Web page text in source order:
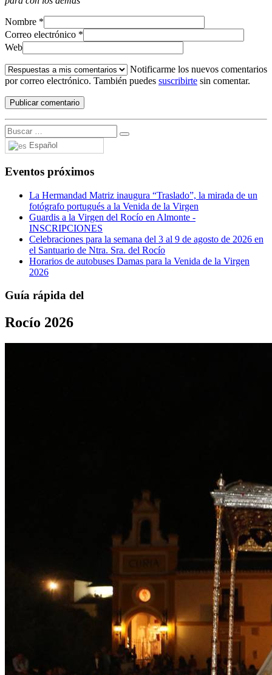
Nombre *
Correo electrónico *
Web
Notificarme los nuevos comentarios
por correo electrónico. También puedes suscribirte sin comentar.
Español
Eventos próximos
La Hermandad Matriz inaugura “Traslado”, la mirada de un
fotógrafo portugués a la Venida de la Virgen
Guardis a la Virgen del Rocío en Almonte -
INSCRIPCIONES
Celebraciones para la semana del 3 al 9 de agosto de 2026 en
el Santuario de Ntra. Sra. del Rocío
Horarios de autobuses Damas para la Venida de la Virgen
2026
Guía rápida del
Rocío 2026